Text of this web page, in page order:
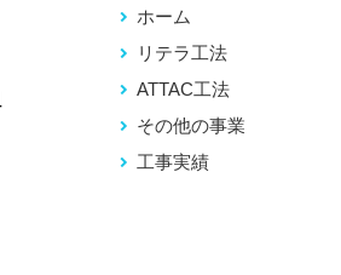
ホーム
リテラ工法
ATTAC工法
その他の事業
工事実績